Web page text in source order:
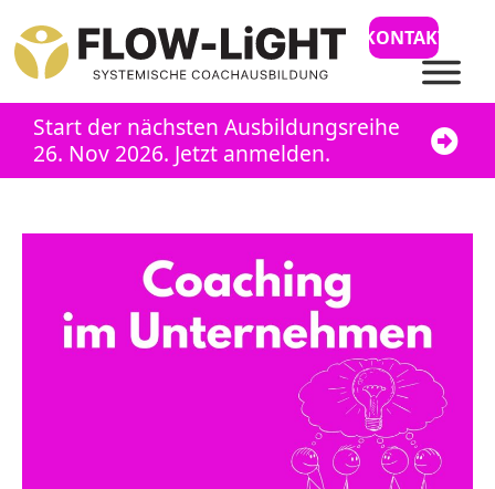
KONTAKT
Start der nächsten Ausbildungsreihe
26. Nov 2026. Jetzt anmelden.